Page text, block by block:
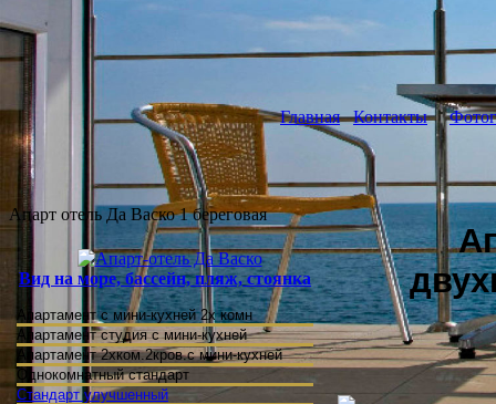
Главная Контакты
Апарт отель Да Васко 1 береговая
Вид на море, бассейн, пляж, стоянка
Апартамент с мини-кухней 2х комн
Апартамент студияс мини-кухней
Апартамент 2хком.2кров.с мини-кухней
Однокомнатный стандарт
Стандарт улучшенный